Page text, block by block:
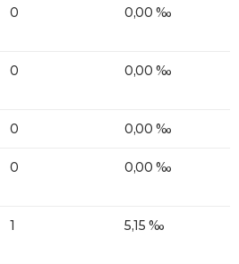
0 0,00 ‰
0 0,00 ‰
0 0,00 ‰
0 0,00 ‰
1 5,15 ‰